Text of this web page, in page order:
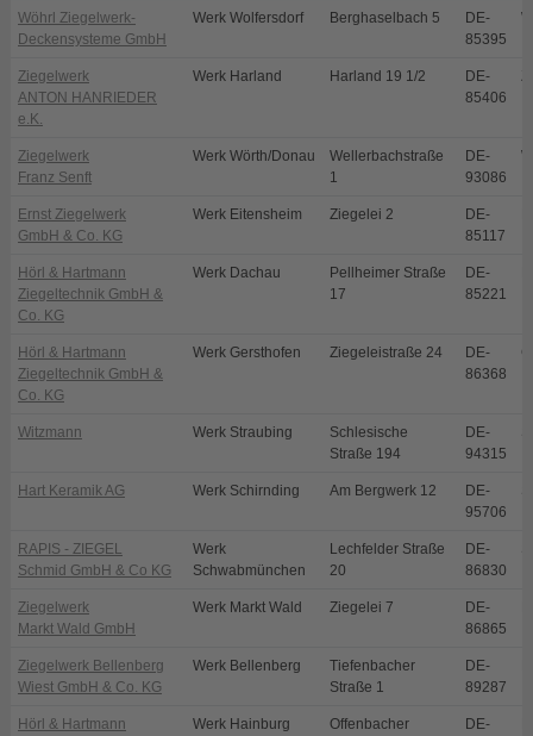
Wöhrl Ziegelwerk-
Deckensysteme GmbH
Werk Wolfersdorf Berghaselbach 5
DE-
85395
Ziegelwerk
ANTON HANRIEDER
e.K.
Werk Harland Harland 19 1/2
DE-
85406
Ziegelwerk
Franz Senft
Werk Wörth/Donau
Wellerbachstraße
1
DE-
93086
Ernst Ziegelwerk
GmbH & Co. KG
Werk Eitensheim Ziegelei 2
DE-
85117
Hörl & Hartmann
Ziegeltechnik GmbH &
Co. KG
Werk Dachau
Pellheimer Straße
17
DE-
85221
Hörl & Hartmann
Ziegeltechnik GmbH &
Co. KG
Werk Gersthofen Ziegeleistraße 24
DE-
86368
Witzmann Werk Straubing
Schlesische
Straße 194
DE-
94315
Hart Keramik AG Werk Schirnding Am Bergwerk 12
DE-
95706
RAPIS - ZIEGEL
Schmid GmbH & Co KG
Werk
Schwabmünchen
Lechfelder Straße
20
DE-
86830
Ziegelwerk
Markt Wald GmbH
Werk Markt Wald Ziegelei 7
DE-
86865
Ziegelwerk Bellenberg
Wiest GmbH & Co. KG
Werk Bellenberg
Tiefenbacher
Straße 1
DE-
89287
Hörl & Hartmann
Werk Hainburg
Offenbacher
DE-